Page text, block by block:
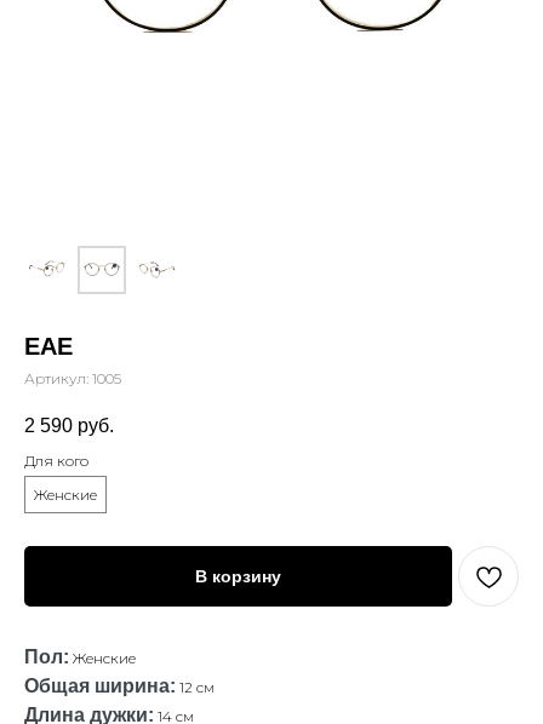
EAE
Артикул: 1005
2 590 руб.
Для кого
Женские
В корзину
Пол: Женские
Общая ширина: 12 см
Длина дужки: 14 см